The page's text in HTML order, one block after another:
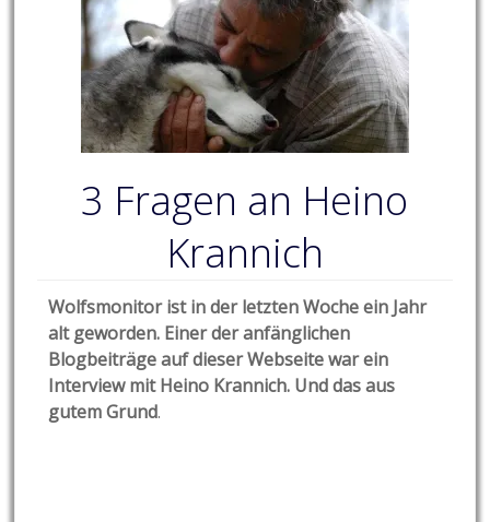
3 Fragen an Heino
Krannich
Wolfsmonitor ist in der letzten Woche ein Jahr
alt geworden. Einer der anfänglichen
Blogbeiträge auf dieser Webseite war ein
Interview mit Heino Krannich. Und das aus
gutem Grund.